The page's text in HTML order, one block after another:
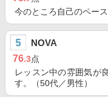
今のところ自己のペー
NOVA
76.3点
レッスン中の雰囲気が
す。（50代／男性）